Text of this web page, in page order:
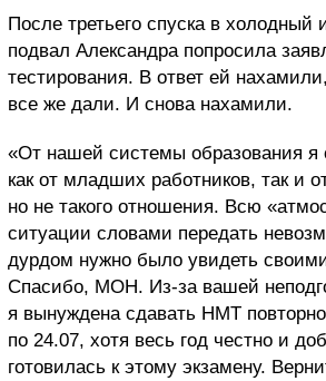
После третьего спуска в холодный
подвал Александра попросила
тестирования. В ответ ей
все же дали. И снова нахамили.
«От нашей системы образования я
как от младших работников, так и
но не такого отношения. Всю
ситуации словами передать
дурдом нужно было увидеть
Спасибо, МОН. Из-за вашей
я вынуждена сдавать НМТ
по 24.07, хотя весь год честно и
готовилась к этому экзамену.